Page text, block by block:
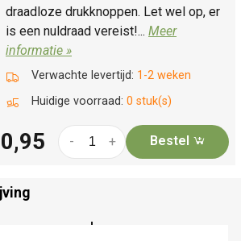
draadloze drukknoppen. Let wel op, er
is een nuldraad vereist!... Meer
informatie »
Verwachte levertijd: 1-2 weken
Huidige voorraad: 0 stuk(s)
+
- Bestel